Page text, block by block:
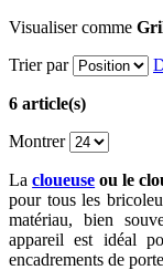
Visualiser comme
Trier par
6 article(s)
Montrer
Lacloueuse ou le
pour tous les
matériau, bien
appareil est idéal
encadrements de